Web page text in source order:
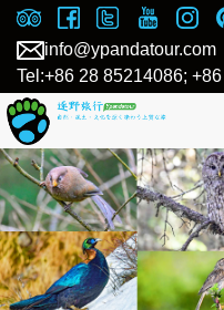
info@ypandatour.com
Tel:+86 28 85214086;